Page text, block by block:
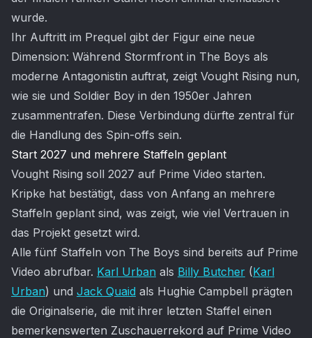
wurde.
Ihr Auftritt im Prequel gibt der Figur eine neue
Dimension: Während Stormfront in The Boys als
moderne Antagonistin auftrat, zeigt Vought Rising nun,
wie sie und Soldier Boy in den 1950er Jahren
zusammentrafen. Diese Verbindung dürfte zentral für
die Handlung des Spin-offs sein.
Start 2027 und mehrere Staffeln geplant
Vought Rising soll 2027 auf Prime Video starten.
Kripke hat bestätigt, dass von Anfang an mehrere
Staffeln geplant sind, was zeigt, wie viel Vertrauen in
das Projekt gesetzt wird.
Alle fünf Staffeln von The Boys sind bereits auf Prime
Video abrufbar. Karl Urban als Billy Butcher (Karl
Urban) und Jack Quaid als Hughie Campbell prägten
die Originalserie, die mit ihrer letzten Staffel einen
bemerkenswerten Zuschauerrekord auf Prime Video